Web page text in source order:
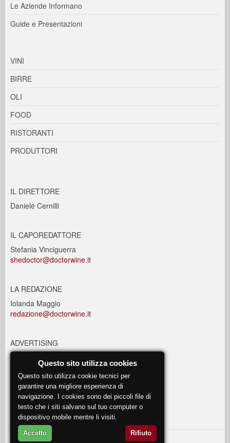
Le Aziende Informano
Guide e Presentazioni
VINI
BIRRE
OLI
FOOD
RISTORANTI
PRODUTTORI
IL DIRETTORE
Daniele Cernilli
IL CAPOREDATTORE
Stefania Vinciguerra
shedoctor@doctorwine.it
LA REDAZIONE
Iolanda Maggio
redazione@doctorwine.it
ADVERTISING
EVENTI
eventi@doctorwine.it
Questo sito utilizza cookies
Questo sito utilizza cookie tecnici per
garantire una migliore esperienza di
navigazione. I cookies sono dei piccoli file di
testo che i siti salvano sul tuo computer o
dispositivo mobile mentre li visiti.
Accetto Rifiuto